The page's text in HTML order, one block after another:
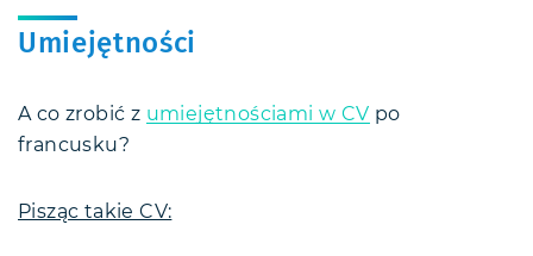
Umiejętności
A co zrobić z umiejętnościami w CV po
francusku?
Pisząc takie CV: